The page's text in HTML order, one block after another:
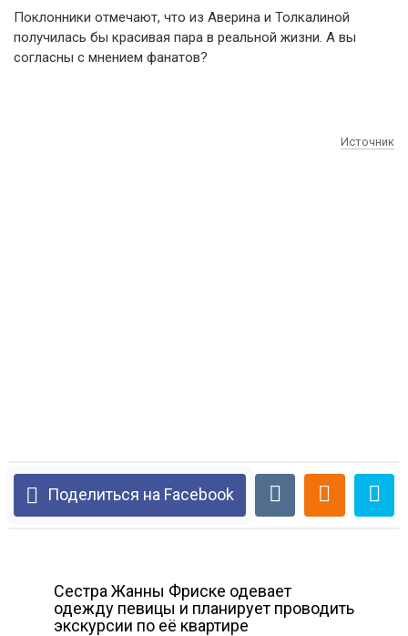
Поклонники отмечают, что из Аверина и Толкалиной
получилась бы красивая пара в реальной жизни. А вы
согласны с мнением фанатов?
Источник
Поделиться на Facebook
Сестра Жанны Фриске одевает
одежду певицы и планирует проводить
экскурсии по её квартире